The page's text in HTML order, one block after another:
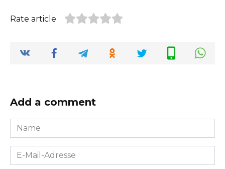
Rate article
Add a comment
Name
*
E-
Mail-